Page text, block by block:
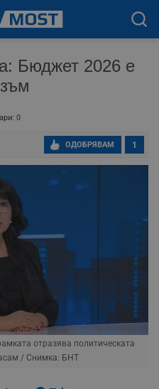
Бюджет 2026 е
0
1
ОДОБРЯВАМ
отразява политическата
/ Снимка: БНТ